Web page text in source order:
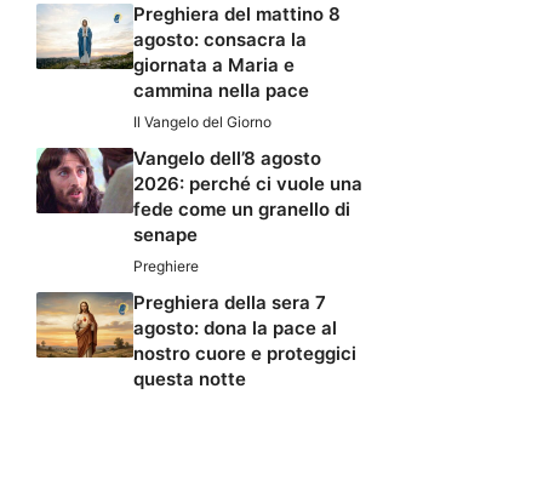
Preghiera del mattino 8
agosto: consacra la
giornata a Maria e
cammina nella pace
Il Vangelo del Giorno
Vangelo dell’8 agosto
2026: perché ci vuole una
fede come un granello di
senape
Preghiere
Preghiera della sera 7
agosto: dona la pace al
nostro cuore e proteggici
questa notte